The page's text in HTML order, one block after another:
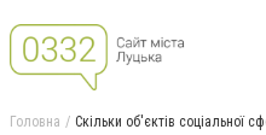
Головна Скільки об'єктів соціальної